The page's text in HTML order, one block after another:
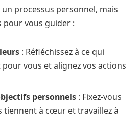
processus personnel, mais
pour vous guider :
: Réfléchissez à ce qui
vous et alignez vos actions
personnels : Fixez-vous
tiennent à cœur et travaillez à